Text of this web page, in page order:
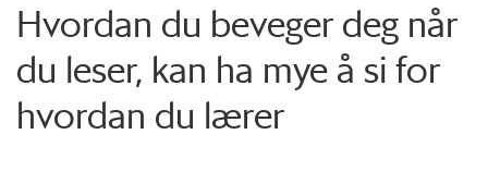
Hvordan du beveger deg når
du leser, kan ha mye å si for
hvordan du lærer